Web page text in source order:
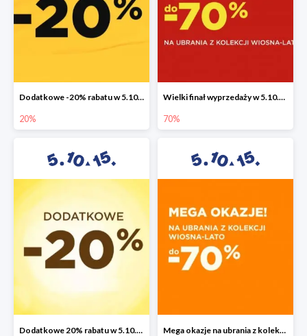
Dodatkowe -20% rabatu w 5.10.15
20%
Wielki finał wyprzedaży w 5.10.15 do -70%
70%
Dodatkowe 20% rabatu w 5.10.15 Mega okazje na ubrania z kolekcji wiosna-lato do -70%